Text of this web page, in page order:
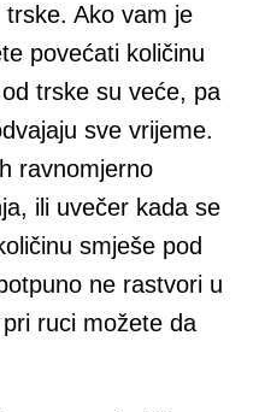
Ako vam je
povećati količinu
trske su veće, pa
sve vrijeme.
ravnomjerno
ili uvečer kada se
smješe pod
ne rastvori u
ruci možete da